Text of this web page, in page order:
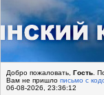
Добро пожаловать, Гость .
Вам не пришло письмо с
06-08-2026, 23:36:12